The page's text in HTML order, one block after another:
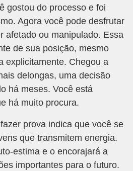
gostou do processo e foi
Agora você pode desfrutar
afetado ou manipulado. Essa
de sua posição, mesmo
explicitamente. Chegou a
delongas, uma decisão
há meses. Você está
há muito procura.
prova indica que você se
que transmitem energia.
estima e o encorajará a
importantes para o futuro.